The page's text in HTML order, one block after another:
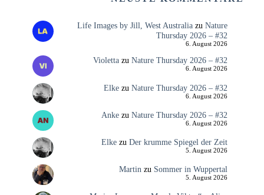
Life Images by Jill, West Australiazu Nature
Thursday 2026 – #32
6. August 2026
Violettazu Nature Thursday 2026 – #32
6. August 2026
Elkezu Nature Thursday 2026 – #32
6. August 2026
Ankezu Nature Thursday 2026 – #32
6. August 2026
Elkezu Der krumme Spiegel der Zeit
5. August 2026
Martin zu Sommer in Wuppertal
5. August 2026